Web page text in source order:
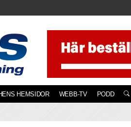
HEMSIDOR WEBB-TV PODD